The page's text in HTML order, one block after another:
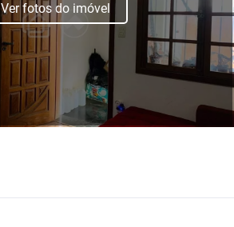
Ver fotos do imóvel